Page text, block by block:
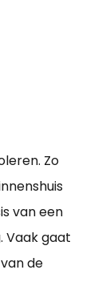
Zo
van een
Vaak gaat
de